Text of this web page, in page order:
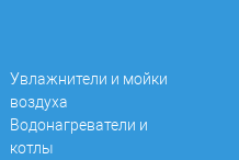
Увлажнители и мойки
воздуха
Водонагреватели и
котлы